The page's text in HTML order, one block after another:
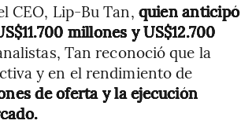
CEO, Lip-Bu Tan, quien anticipó
millones y US$12.700
Tan reconoció que la
y en el rendimiento de
de oferta y la ejecución